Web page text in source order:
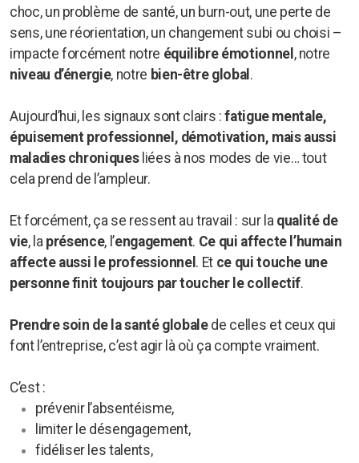
choc, un problème de santé, un burn-out, une perte de
sens, une réorientation, un changement subi ou choisi –
impacte forcément notre équilibre émotionnel , notre
niveau d’énergie, notre bien-être global .
Aujourd’hui, les signaux sont clairs :fatigue mentale,
épuisement professionnel, démotivation, mais aussi
maladies chroniquesliées à nos modes de vie… tout
cela prend de l’ampleur.
Et forcément, ça se ressent au travail : sur la qualité de
vie, la présence, l’engagement. Ce qui affecte l’humain
affecte aussi le professionnel . Et ce qui touche une
personne finit toujours par toucher le collectif.
Prendre soin de la santé globale de celles et ceux qui
font l’entreprise, c’est agir là où ça compte vraiment.
C’est :
prévenir l’absentéisme,
limiter le désengagement,
fidéliser les talents,